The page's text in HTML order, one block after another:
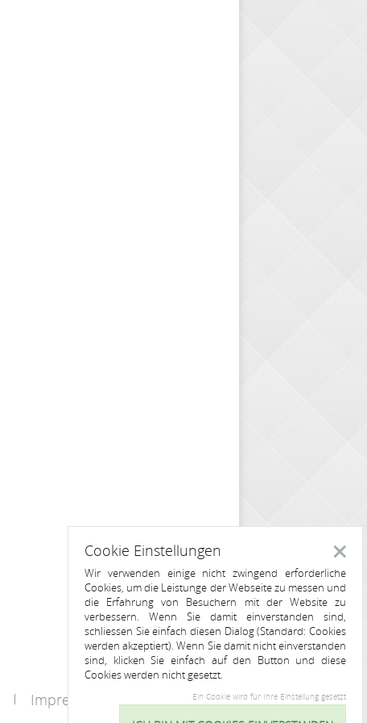
Impressum Kontakt
Cookie Einstellungen
Wir verwenden einige nicht zwingend erforderliche
Cookies, um die Leistunge der Webseite zu messen und
die Erfahrung von Besuchern mit der Website zu
verbessern. Wenn Sie damit einverstanden sind,
schliessen Sie einfach diesen Dialog (Standard: Cookies
werden akzeptiert). Wenn Sie damit nicht einverstanden
sind, klicken Sie einfach auf den Button und diese
Cookies werden nicht gesetzt.
Ein Cookie wird für Ihre Einstellung gesetzt